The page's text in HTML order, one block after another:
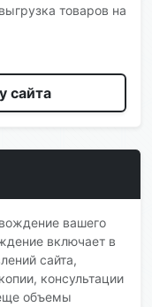
товаров на
сайта
вашего
включает в
сайта,
консультации
объемы